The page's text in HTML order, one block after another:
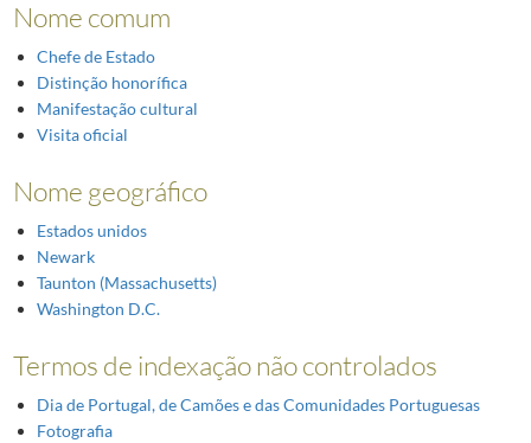
Nome comum
Chefe de Estado
Distinção honorífica
Manifestação cultural
Visita oficial
Nome geográfico
Estados unidos
Newark
Taunton (Massachusetts)
Washington D.C.
Termos de indexação não controlados
Dia de Portugal, de Camões e das Comunidades Portuguesas
Fotografia